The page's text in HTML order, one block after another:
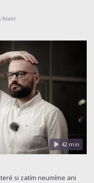
42 min
si zatím neumíme ani